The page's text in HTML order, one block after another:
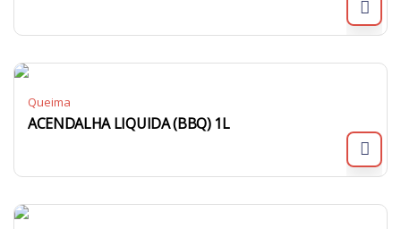
Queima
ACENDALHA LIQUIDA (BBQ) 1L